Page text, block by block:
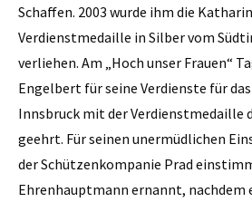
Schaffen. 2003 wurde ihm die
Verdienstmedaille in Silber vom
verliehen. Am „Hoch unser Frauen“
Engelbert für seine Verdienste für
Innsbruck mit der Verdienstmedaille
geehrt. Für seinen unermüdlichen
der Schützenkompanie Prad
Ehrenhauptmann ernannt, nachdem